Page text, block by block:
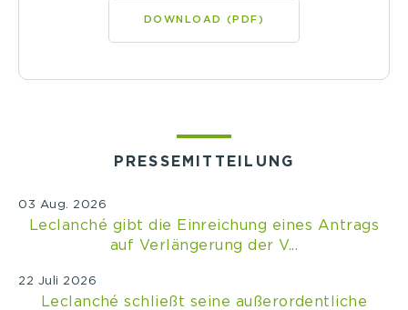
DOWNLOAD (PDF)
PRESSEMITTEILUNG
03 Aug. 2026
Leclanché gibt die Einreichung eines Antrags
auf Verlängerung der V...
22 Juli 2026
Leclanché schließt seine außerordentliche